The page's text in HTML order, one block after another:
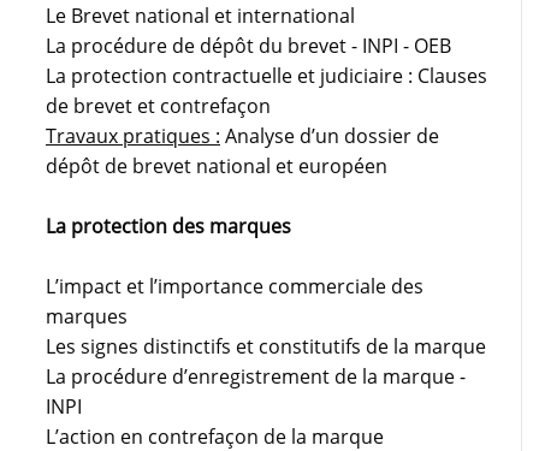
Le Brevet national et international
La procédure de dépôt du brevet - INPI - OEB
La protection contractuelle et judiciaire : Clauses
de brevet et contrefaçon
Travaux pratiques : Analyse d’un dossier de
dépôt de brevet national et européen
La protection des marques
L’impact et l’importance commerciale des
marques
Les signes distinctifs et constitutifs de la marque
La procédure d’enregistrement de la marque -
INPI
L’action en contrefaçon de la marque